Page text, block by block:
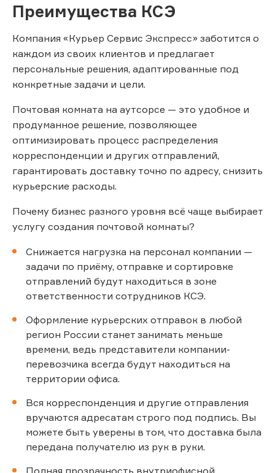
Преимущества КСЭ
Компания «Курьер Сервис Экспресс» заботится о
каждом из своих клиентов и предлагает
персональные решения, адаптированные под
конкретные задачи и цели.
Почтовая комната на аутсорсе — это удобное и
продуманное решение, позволяющее
оптимизировать процесс распределения
корреспонденции и других отправлений,
гарантировать доставку точно по адресу, снизить
курьерские расходы.
Почему бизнес разного уровня всё чаще выбирает
услугу создания почтовой комнаты?
Снижается нагрузка на персонал компании —
задачи по приёму, отправке и сортировке
отправлений будут находиться в зоне
ответственности сотрудников КСЭ.
Оформление курьерских отправок в любой
регион России станет занимать меньше
времени, ведь представители компании-
перевозчика всегда будут находиться на
территории офиса.
Вся корреспонденция и другие отправления
вручаются адресатам строго под подпись. Вы
можете быть уверены в том, что доставка была
передана получателю из рук в руки.
Полная прозрачность внутриофисной